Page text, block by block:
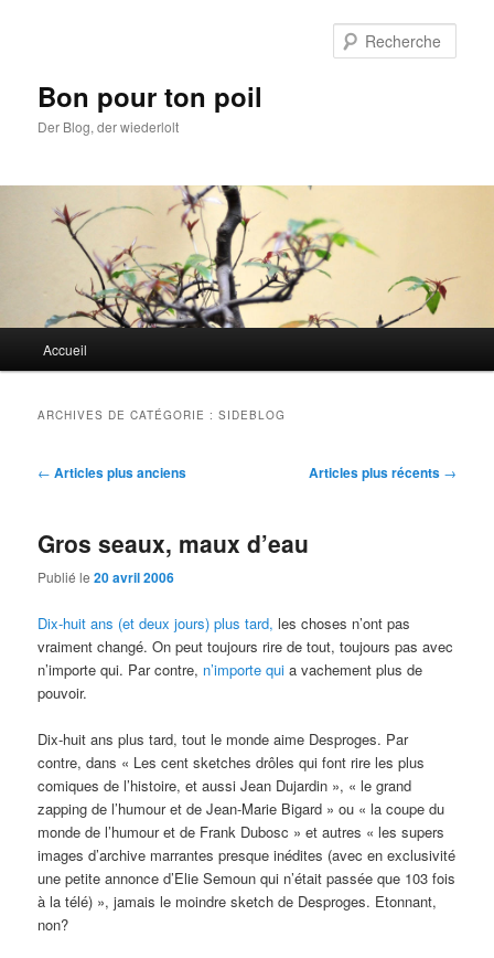
Bon pour ton poil
Der Blog, der wiederlolt
principal
Accueil
ARCHIVES DE CATÉGORIE :SIDEBLOG
Navigation
← Articles plus anciens Articles plus récents →
Gros seaux, maux d’eau
Publié le20 avril 2006
Dix-huit ans (et deux jours) plus tard, les choses n’ont pas
vraiment changé. On peut toujours rire de tout, toujours pas avec
n’importe qui. Par contre, n’importe qui a vachement plus de
pouvoir.
Dix-huit ans plus tard, tout le monde aime Desproges. Par
contre, dans « Les cent sketches drôles qui font rire les plus
comiques de l’histoire, et aussi Jean Dujardin », « le grand
zapping de l’humour et de Jean-Marie Bigard » ou « la coupe du
monde de l’humour et de Frank Dubosc » et autres « les supers
images d’archive marrantes presque inédites (avec en exclusivité
une petite annonce d’Elie Semoun qui n’était passée que 103 fois
à la télé) », jamais le moindre sketch de Desproges. Etonnant,
non?